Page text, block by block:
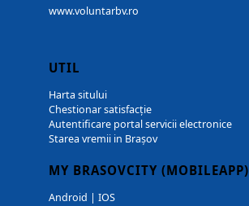
www.voluntarbv.ro
UTIL
Harta sitului
Chestionar satisfacție
Autentificare portal servicii electronice
Starea vremii in Brașov
MY BRASOVCITY (MOBILEAPP)
Android | IOS